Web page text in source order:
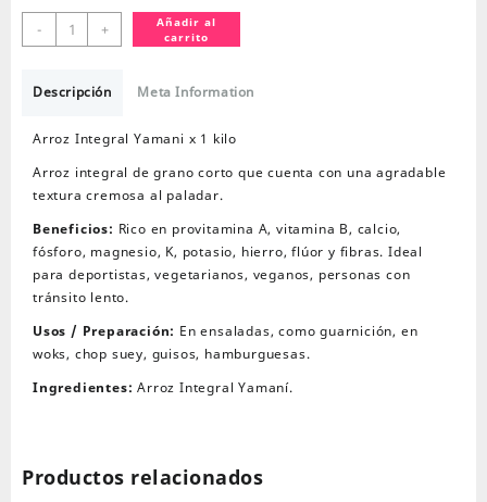
-
Arroz
Integral
x
kilo
+
Añadir al
carrito
Descripción Meta Information
Arroz Integral Yamani x 1 kilo
Arroz integral de grano corto que cuenta con una agradable
textura cremosa al paladar.
Beneficios: Rico en provitamina A, vitamina B, calcio,
fósforo, magnesio, K, potasio, hierro, flúor y fibras. Ideal
para deportistas, vegetarianos, veganos, personas con
tránsito lento.
Usos / Preparación: En ensaladas, como guarnición, en
woks, chop suey, guisos, hamburguesas.
Ingredientes:Arroz Integral Yamaní.
Productos relacionados